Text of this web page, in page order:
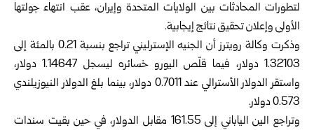
لتطورات المحادثات بين الولايات المتحدة وإيران، عقب انتهاء جولتها
الأولى وإعلان تحقيق نتائج إيجابية.
وذكرت وكالة رويترز أن الجنيه الإسترليني تراجع بنسبة 0.21 بالمئة إلى
1.32103 دولار، فيما قلّص اليورو خسائره ليسجل 1.14647 دولار،
واستقر الدولار الأسترالي عند 0.7011 دولار، بينما بلغ الدولار النيوزيلندي
0.573 دولار.
وتراجع الين الياباني إلى 161.55 مقابل الدولار، في حين بقيت سندات